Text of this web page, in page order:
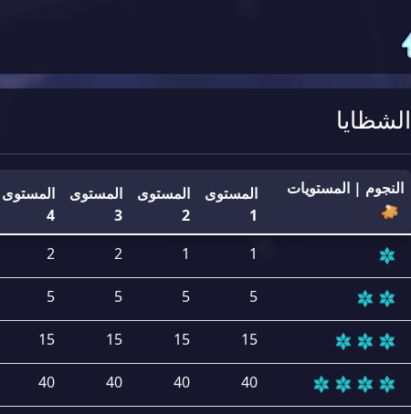
الشظايا
النجوم | المستويات
المستوى
1
المستوى
2
المستوى
3
المستوى
4
1
1
2
2
5
5
5
5
15
15
15
15
40
40
40
40